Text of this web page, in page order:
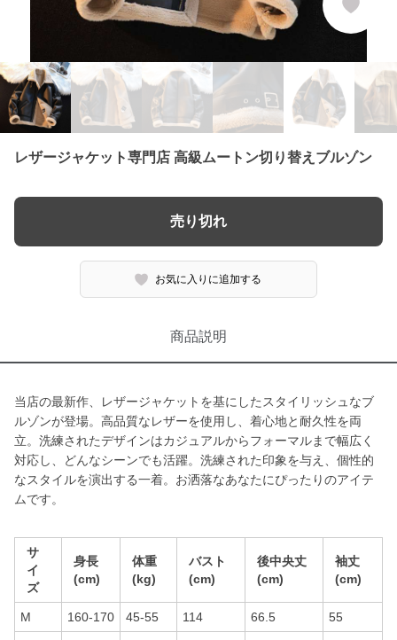
レザージャケット専門店 高級ムートン切り替えブルゾン
売り切れ
お気に入りに追加する
商品説明
当店の最新作、レザージャケットを基にしたスタイリッシュなブ
ルゾンが登場。高品質なレザーを使用し、着心地と耐久性を両
立。洗練されたデザインはカジュアルからフォーマルまで幅広く
対応し、どんなシーンでも活躍。洗練された印象を与え、個性的
なスタイルを演出する一着。お洒落なあなたにぴったりのアイテ
ムです。
サ
イ
ズ
身長
(cm)
体重
(kg)
バスト
(cm)
後中央丈
(cm)
袖丈
(cm)
M 160-170 45-55 114 66.5 55